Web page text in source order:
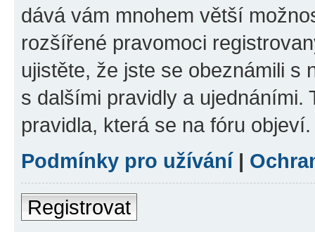
dává vám mnohem větší
rozšířené pravomoci
ujistěte, že jste se obeznámili s
s dalšími pravidly a ujednáními.
pravidla, která se na fóru objeví.
Podmínky pro užívání|
Registrovat